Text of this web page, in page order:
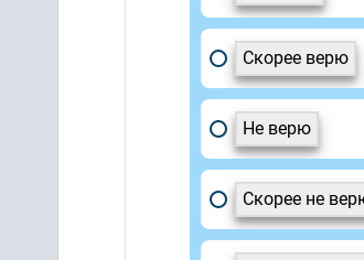
Скорее верю
Не верю
Скорее не